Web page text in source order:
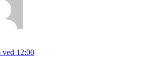
ved 12:00